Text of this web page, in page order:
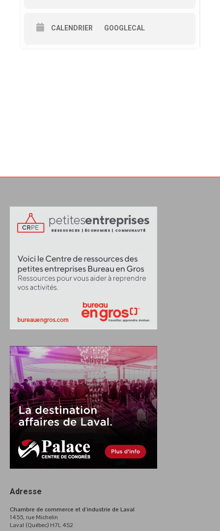
CALENDRIER GOOGLECAL
Adresse
Chambre de commerce et d’industrie de Laval
1455, rue Michelin
Laval (Québec) H7L 4S2